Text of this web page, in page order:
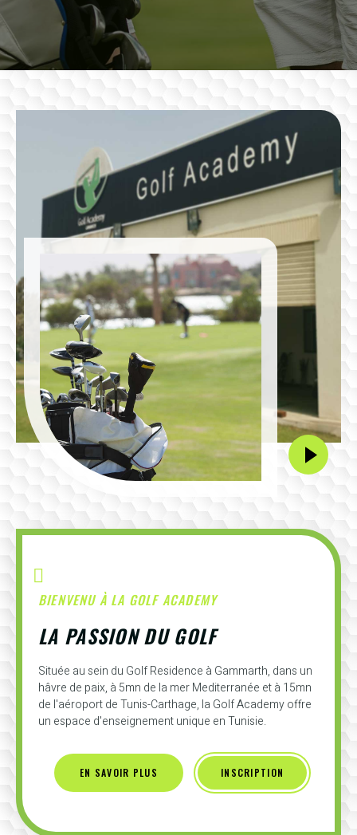
BIENVENU À LA GOLF ACADEMY
LA PASSION DU GOLF
Située au sein du Golf Residence à Gammarth, dans un
hâvre de paix, à 5mn de la mer Mediterranée et à 15mn
de l'aéroport de Tunis-Carthage, la Golf Academy offre
un espace d'enseignement unique en Tunisie.
EN SAVOIR PLUS INSCRIPTION